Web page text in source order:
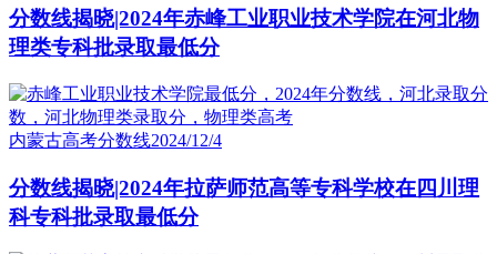
分数线揭晓|2024年赤峰工业职业技术学院在河北物
理类专科批录取最低分
内蒙古高考分数线2024/12/4
分数线揭晓|2024年拉萨师范高等专科学校在四川理
科专科批录取最低分